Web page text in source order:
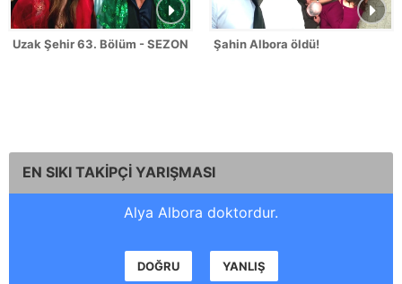
Uzak Şehir 63. Bölüm - SEZON FİNALİŞahin Albora öldü!
EN SIKI TAKİPÇİ YARIŞMASI
Alya Albora doktordur.
DOĞRU YANLIŞ